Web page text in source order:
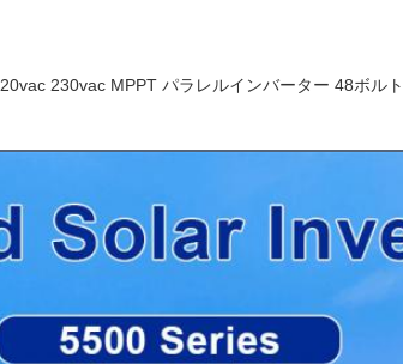
230vac MPPT パラレルインバーター 48ボル